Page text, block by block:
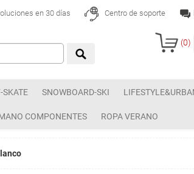
en 30 días Centro de soporte
(0)
SKATE SNOWBOARD-SKI
COMPONENTES ROPA VERANO